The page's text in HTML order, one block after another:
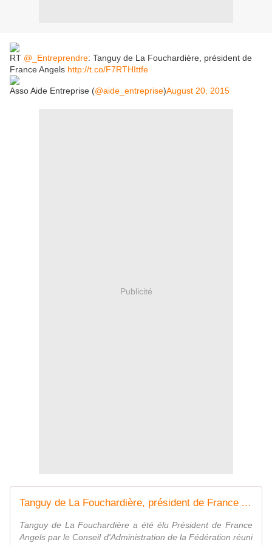
RT @_Entreprendre: Tanguy de La Fouchardière, président de
France Angels http://t.co/F7RTHIttfe
Asso Aide Entreprise (@aide_entreprise)August 20, 2015
Publicité
Tanguy de La Fouchardière, président de France Angels - Entreprendre.fr
Tanguy de La Fouchardière a été élu Président de France
Angels par le Conseil d'Administration de la Fédération réuni